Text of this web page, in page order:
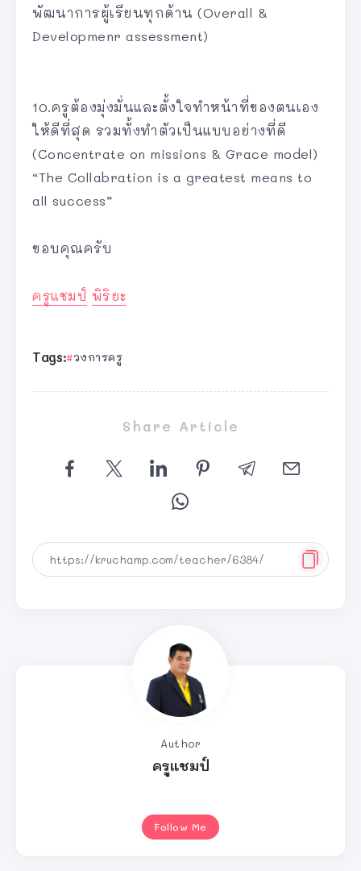
พัฒนาการผู้เรียนทุกด้าน (Overall &
Developmenr assessment)
10.ครูต้องมุ่งมั่นและตั้งใจทำหน้าที่ของตนเอง
ให้ดีที่สุด รวมทั้งทำตัวเป็นแบบอย่างที่ดี
(Concentrate on missions & Grace model)
“The Collabration is a greatest means to
all success”
ขอบคุณครับ
ครูแชมป์ พิริยะ
Tags: วงการครู
Share Article
Author
ครูแชมป์
Follow Me